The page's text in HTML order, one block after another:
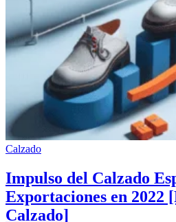
Calzado
Impulso del Calzado
Exportaciones en 2022
Calzado]